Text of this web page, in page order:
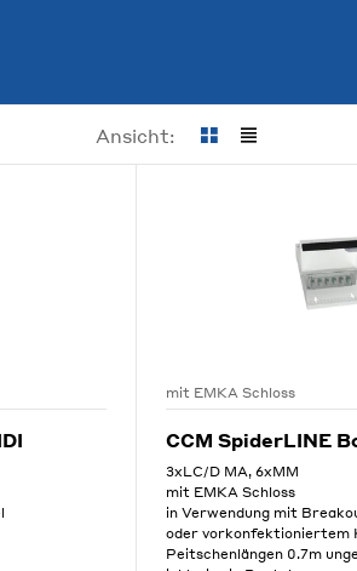
Ansicht:
mit EMKA Schloss
CCM SpiderLINE
3xLC/D MA, 6xMM
mit EMKA Schloss
in Verwendung mit
oder vorkonfektioniertem
Peitschenlängen 0.7m